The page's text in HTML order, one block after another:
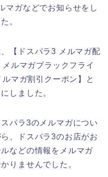
マガなどでお知らせをし
。
【ドスパラ3 メルマガ配
ルマガブラックフライ
マガ割引クーポン】と
しました。
パラ3のメルマガについ
、ドスパラ3のお店がお
などの情報をメルマガ
りませんでした。